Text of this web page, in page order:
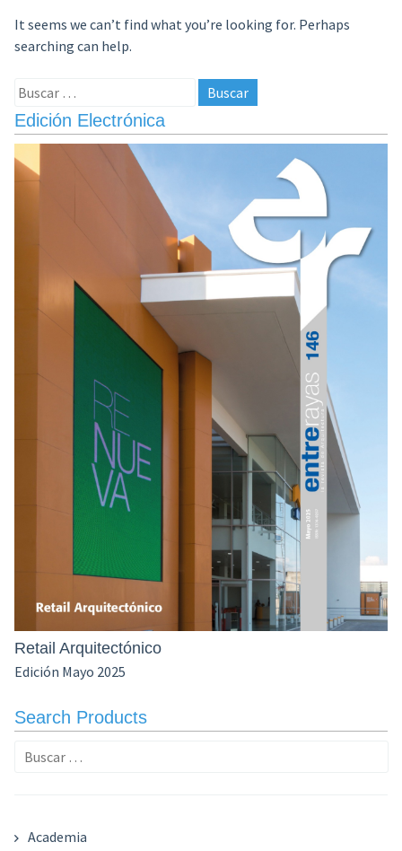
It seems we can’t find what you’re looking for. Perhaps
searching can help.
Buscar:
Edición Electrónica
Retail Arquitectónico
Edición Mayo 2025
Search Products
Buscar:
Academia